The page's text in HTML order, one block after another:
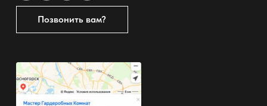
Позвонить вам?